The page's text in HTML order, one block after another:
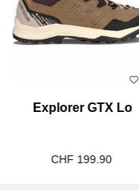
Explorer GTX Lo
CHF 199.90